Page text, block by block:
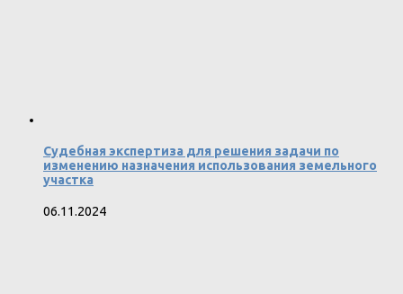
Судебная экспертиза для решения задачи по
изменению назначения использования земельного
участка
06.11.2024